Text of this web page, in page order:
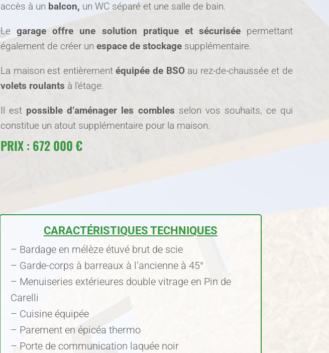
accès à un balcon, un WC séparé et une salle de bain.
Legarage offre une solution pratique et sécuriséepermettant
également de créer un espace de stockage supplémentaire.
La maison est entièrementéquipée de BSOau rez-de-chaussée et de
volets roulants à l’étage.
Il est possible d’aménager les combles selon vos souhaits, ce qui
constitue un atout supplémentaire pour la maison.
PRIX : 672 000 €
CARACTÉRISTIQUES TECHNIQUES
– Bardage en mélèze étuvé brut de scie
– Garde-corps à barreaux à l’ancienne à 45°
– Menuiseries extérieures double vitrage en Pin de
Carelli
– Cuisine équipée
– Parement en épicéa thermo
– Porte de communication laquée noir